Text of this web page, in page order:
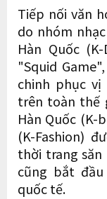
Tiếp nối văn
do nhóm
Hàn Quốc
"Squid
chinh phục
trên toàn thế
Hàn Quốc (K-
(K-Fashion)
thời trang săn
cũng bắt
quốc tế.